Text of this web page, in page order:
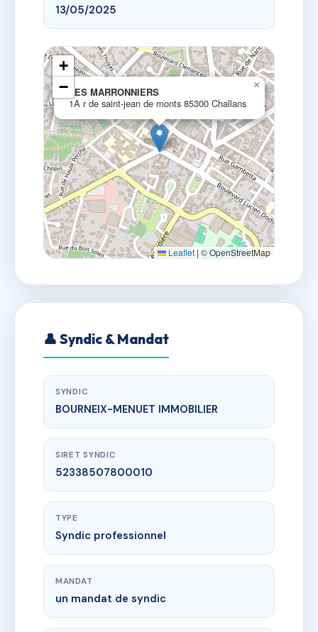
13/05/2025
LES MARRONNIERS
1A r de saint-jean de monts 85300 Challans
×
+
−
Leaflet |© OpenStreetMap
👤 Syndic & Mandat
SYNDIC
BOURNEIX-MENUET IMMOBILIER
SIRET SYNDIC
52338507800010
TYPE
Syndic professionnel
MANDAT
un mandat de syndic